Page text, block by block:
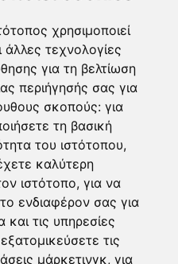
χρησιμοποιεί
τεχνολογίες
για τη βελτίωση
περιήγησής σας για
σκοπούς: για
τη βασική
του ιστότοπου,
καλύτερη
ιστότοπο, για να
ενδιαφέρον σας για
και τις υπηρεσίες
τις
μάρκετινγκ, για
|SNG Services
Χρήσης |Δήλωση
Περιεχόμενο
για τα Cookies
με τη σύσταση (ΕΕ)
Ταυτότητα
WEB TV| LIVE
| Youtube